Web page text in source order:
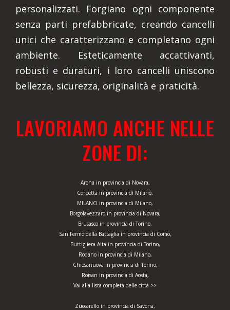
personalizzati. Forgiano ogni componente
senza parti prefabbricate, creando cancelli
unici che caratterizzano e completano ogni
ambiente. Esteticamente accattivanti,
robusti e duraturi, i loro cancelli uniscono
bellezza, sicurezza, originalità e praticità.
LAVORIAMO ANCHE NELLE
ZONE DI:
Arona in provincia di Novara,
Corbetta in provincia di Milano,
MILANO in provincia di Milano,
Borgolavezzaro in provincia di Novara,
Brusasco in provincia di Torino,
San Fermo della Battaglia in provincia di Como,
Buttigliera Alta in provincia di Torino,
Rodano in provincia di Milano,
Chiesanuova in provincia di Torino,
Roisan in provincia di Aosta,
Vai alla lista completa delle città >>
Zuccarello in provincia di Savona,